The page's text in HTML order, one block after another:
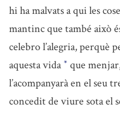
hi ha malvats a qui les
mantinc que també això
celebro l’alegria, perquè
aquesta vida * que
l’acompanyarà en el seu
concedit de viure sota el